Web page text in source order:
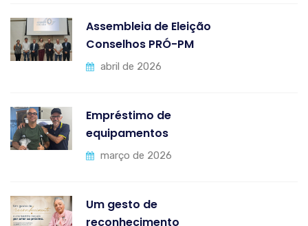
Assembleia de Eleição
Conselhos PRÓ-PM
abril de 2026
Empréstimo de
equipamentos
março de 2026
Um gesto de
reconhecimento